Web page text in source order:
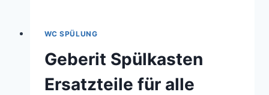
WC SPÜLUNG
Geberit Spülkasten
Ersatzteile für alle